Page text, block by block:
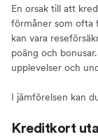
En orsak till att
förmåner som ofta
kan vara
poäng och
upplevelser och
I jämförelsen kan
Kreditkort